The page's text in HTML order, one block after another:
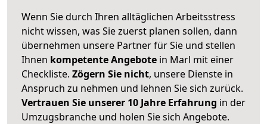
Wenn Sie durch Ihren alltäglichen Arbeitsstress
nicht wissen, was Sie zuerst planen sollen, dann
übernehmen unsere Partner für Sie und stellen
Ihnen kompetente Angebote in Marl mit einer
Checkliste. Zögern Sie nicht, unsere Dienste in
Anspruch zu nehmen und lehnen Sie sich zurück.
Vertrauen Sie unserer 10 Jahre Erfahrung in der
Umzugsbranche und holen Sie sich Angebote.